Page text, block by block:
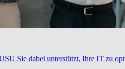
Sie dabei unterstützt, Ihre IT zu